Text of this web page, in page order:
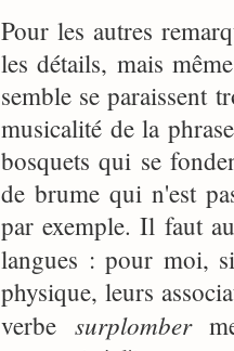
Pour les autres
les détails, mais
semble se paraissent
musicalité de la
bosquets qui se
de brume qui n'est
par exemple. Il faut
langues : pour moi,
physique, leurs
verbe surplomber